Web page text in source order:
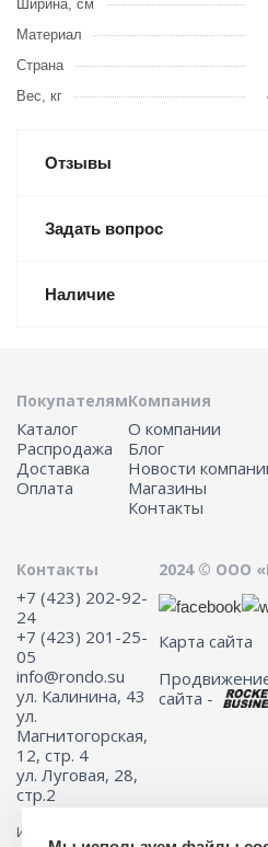
Ширина, см
Материал
Страна
Вес, кг
Отзывы
Задать вопрос
Наличие
Покупателям
Каталог
Распродажа
Доставка
Оплата
Компания
О компании
Блог
Новости
Магазины
Контакты
Контакты
+7 (423) 202-92-
24
+7 (423) 201-25-
05
info@rondo.su
ул. Калинина, 43
ул.
Магнитогорская,
12, стр. 4
ул. Луговая, 28,
стр.2
2024 © ООО
Карта сайта
сайта -
Информация на сайте не является